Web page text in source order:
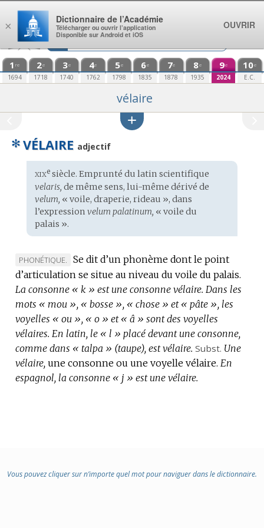
Aller au contenu
1 re
1694
2e
1718
3e
1740
4e
1762
5e
1798
6e
1835
7e
1878
8e
1935
9e
2024
10e
E.C.
vélaire
✻ VÉLAIRE adjectif
Étymologie
:
xixesiècle. Emprunté du latin scientifique
velaris, de même sens, lui-même dérivé de
velum, « voile, draperie, rideau », dans
l’expression velum palatinum, « voile du
palais ».
MARQUE
DE
DOMAINE
:
PHONÉTIQUE.
Se dit d’un phonème dont le point
d’articulation se situe au niveau du voile du palais.
La consonne « k » est une consonne vélaire. Dans les
mots « mou », « bosse », « chose » et « pâte », les
voyelles « ou », « o » et « â » sont des voyelles
vélaires. En latin, le « l » placé devant une consonne,
comme dans « talpa » (taupe), est vélaire. Subst. Une
vélaire, une consonne ou une voyelle vélaire. En
espagnol, la consonne « j » est une vélaire.
Vous pouvez cliquer sur n’importe quel mot pour naviguer dans le dictionnaire.
×
Dictionnaire de l’Académie
Télécharger ou ouvrir l’application
Disponible sur Android et iOS
OUVRIR